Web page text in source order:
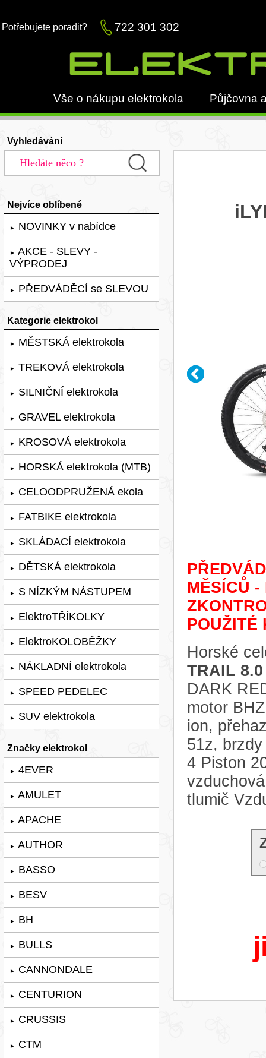
Potřebujete poradit? 722 301 302
Vše o nákupu elektrokola Půjčovna
Vyhledávání
Nejvíce oblíbené
► NOVINKY v nabídce
► AKCE - SLEVY -
VÝPRODEJ
► PŘEDVÁDĚCÍ se SLEVOU
Kategorie elektrokol
► MĚSTSKÁ elektrokola
► TREKOVÁ elektrokola
► SILNIČNÍ elektrokola
► GRAVEL elektrokola
► KROSOVÁ elektrokola
► HORSKÁ elektrokola (MTB)
► CELOODPRUŽENÁ ekola
► FATBIKE elektrokola
► SKLÁDACÍ elektrokola
► DĚTSKÁ elektrokola
► S NÍZKÝM NÁSTUPEM
► ElektroTŘÍKOLKY
► ElektroKOLOBĚŽKY
► NÁKLADNÍ elektrokola
► SPEED PEDELEC
► SUV elektrokola
Značky elektrokol
► 4EVER
► AMULET
► APACHE
► AUTHOR
► BASSO
► BESV
► BH
► BULLS
► CANNONDALE
► CENTURION
► CRUSSIS
► CTM
MĚSÍCŮ
POUŽITÉ
Horské
TRAIL
DARK
motor
ion,
51z,
4 Piston
tlumič